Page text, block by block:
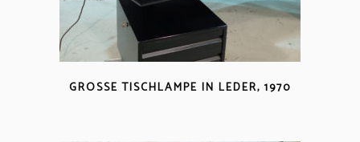
GROSSE TISCHLAMPE IN LEDER, 1970